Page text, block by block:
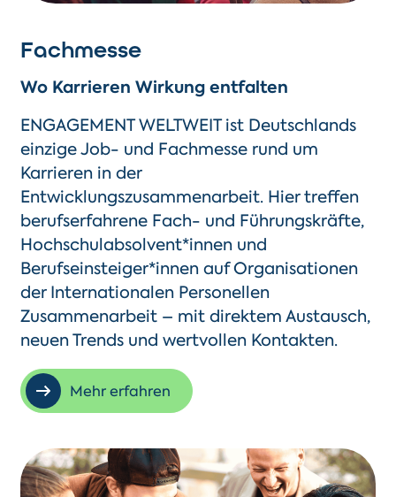
Fachmesse
Wo Karrieren Wirkung entfalten
ENGAGEMENT WELTWEIT ist Deutschlands
einzige Job- und Fachmesse rund um
Karrieren in der
Entwicklungszusammenarbeit. Hier treffen
berufserfahrene Fach- und Führungskräfte,
Hochschulabsolvent*innen und
Berufseinsteiger*innen auf Organisationen
der Internationalen Personellen
Zusammenarbeit – mit direktem Austausch,
neuen Trends und wertvollen Kontakten.
Mehr erfahren